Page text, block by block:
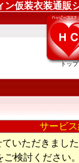
仮装衣装通販
トップ
サービス
いただきました
検討ください。